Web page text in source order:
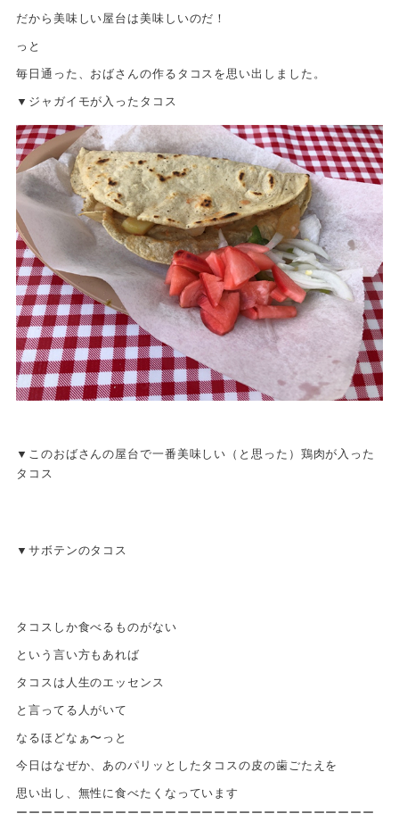
だから美味しい屋台は美味しいのだ！
っと
毎日通った、おばさんの作るタコスを思い出しました。
▼ジャガイモが入ったタコス
▼このおばさんの屋台で一番美味しい（と思った）鶏肉が入った
タコス
▼サボテンのタコス
タコスしか食べるものがない
という言い方もあれば
タコスは人生のエッセンス
と言ってる人がいて
なるほどなぁ〜っと
今日はなぜか、あのパリッとしたタコスの皮の歯ごたえを
思い出し、無性に食べたくなっています
ーーーーーーーーーーーーーーーーーーーーーーーーーーーーー